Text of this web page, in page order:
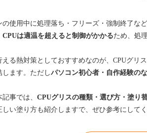
の使用中に処理落ち・フリーズ・強制終了な
CPUは適温を超えると制御がかかるため、処
える熱対策としておすすめなのが、CPUグリ
します。ただしパソコン初心者・自作経験の
事では、 CPUグリスの種類・選び方・塗り
しい塗り方も紹介しますで、ぜひ参考にしてく